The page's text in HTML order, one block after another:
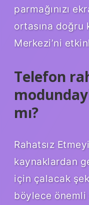
parmağınızı
ortasına doğru
Merkezi’ni
Telefon
mı?
Rahatsız
kaynaklardan
için çalacak
böylece önemli